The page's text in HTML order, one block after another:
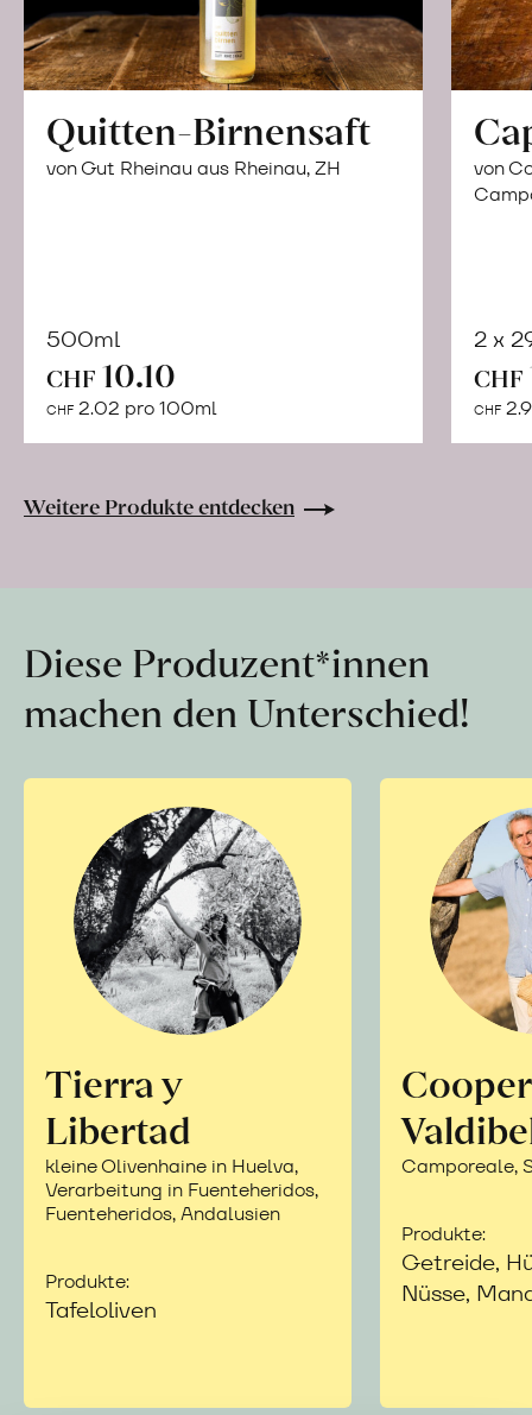
Quitten-Birnensaft
von Gut Rheinau aus Rheinau, ZH
500ml
CHF 10.10
CHF 2.02 pro 100ml
Warenkorb
von
2 x
CHF
CHF
Weitere Produkte entdecken
Diese Produzent*innen
machen den Unterschied!
Tierra y
Libertad
kleine Olivenhaine in Huelva,
Verarbeitung in Fuenteheridos,
Fuenteheridos, Andalusien
Produkte:
Tafeloliven
Camporeale,
Produkte:
Getreide,
Nüsse,